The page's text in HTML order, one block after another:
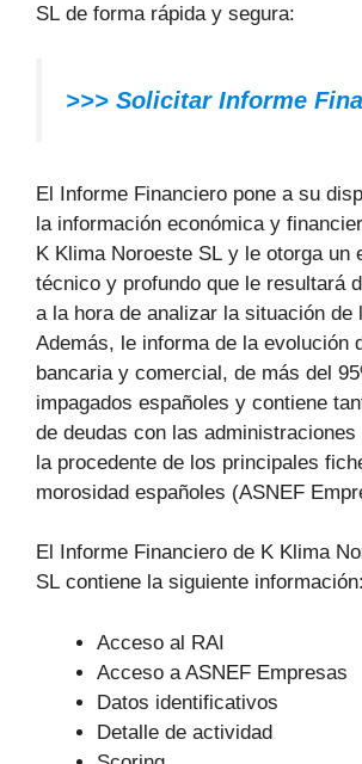
SL de forma rápida y segura:
>>> Solicitar Informe
El Informe Financiero pone a su
la información económica y
K Klima Noroeste SL y le otorga un
técnico y profundo que le resultará
a la hora de analizar la situación de
Además, le informa de la evolución
bancaria y comercial, de más del
impagados españoles y contiene
de deudas con las
la procedente de los principales
morosidad españoles (ASNEF
El Informe Financiero de K Klima
SL contiene la siguiente información:
Acceso al RAI
Acceso a ASNEF Empresas
Datos identificativos
Detalle de actividad